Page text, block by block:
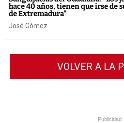
hace 40 años, tienen que irse de
de Extremadura"
José Gómez
VOLVER A LA
Publicidad